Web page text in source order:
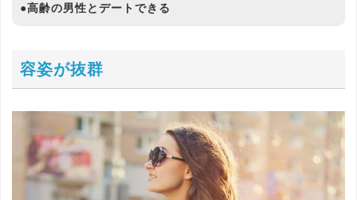
●高齢の男性とデートできる
容姿が抜群